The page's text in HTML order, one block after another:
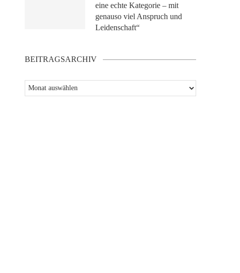
eine echte Kategorie – mit
genauso viel Anspruch und
Leidenschaft“
BEITRAGSARCHIV